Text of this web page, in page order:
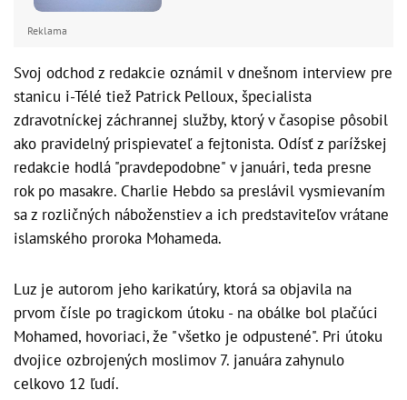
Reklama
Svoj odchod z redakcie oznámil v dnešnom interview pre
stanicu i-Télé tiež Patrick Pelloux, špecialista
zdravotníckej záchrannej služby, ktorý v časopise pôsobil
ako pravidelný prispievateľ a fejtonista. Odísť z parížskej
redakcie hodlá "pravdepodobne" v januári, teda presne
rok po masakre. Charlie Hebdo sa preslávil vysmievaním
sa z rozličných náboženstiev a ich predstaviteľov vrátane
islamského proroka Mohameda.
Luz je autorom jeho karikatúry, ktorá sa objavila na
prvom čísle po tragickom útoku - na obálke bol plačúci
Mohamed, hovoriaci, že "všetko je odpustené". Pri útoku
dvojice ozbrojených moslimov 7. januára zahynulo
celkovo 12 ľudí.